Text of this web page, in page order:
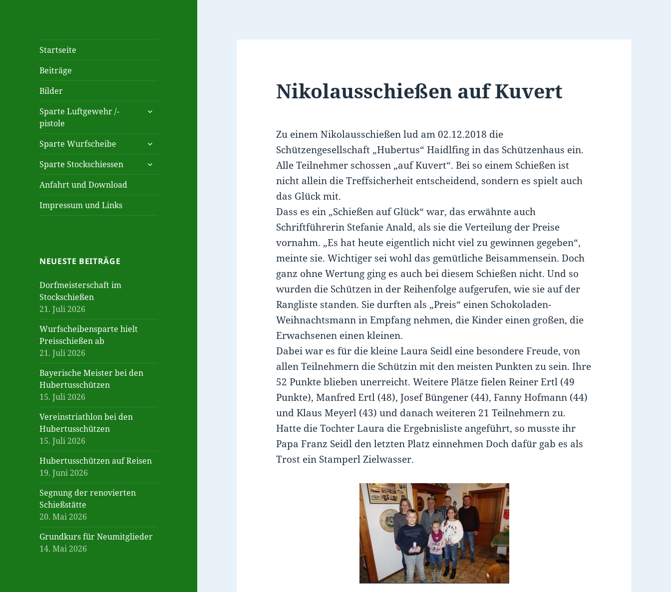
Schützengesellschaft
Hubertus Haidlfing
1954 e.V.
Schützenverein mit den
Luftpistole, Wurfscheibe bzw.
Wurftaube und Stockschiessen
Startseite
Beiträge
Bilder
Sparte Luftgewehr /-
pistole
untermenü
Sparte Wurfscheibe
untermenü
Sparte Stockschiessen
untermenü
Anfahrt und Download
Impressum und Links
NEUESTE BEITRÄGE
Dorfmeisterschaft im
Stockschießen
21. Juli 2026
Wurfscheibensparte hielt
Preisschießen ab
21. Juli 2026
Bayerische Meister bei den
Hubertusschützen
15. Juli 2026
Vereinstriathlon bei den
Hubertusschützen
15. Juli 2026
Hubertusschützen auf Reisen
19. Juni 2026
Segnung der renovierten
Schießstätte
20. Mai 2026
Grundkurs für Neumitglieder
14. Mai 2026
Nikolausschießen auf Kuvert
Zu einem Nikolausschießen lud am 02.12.2018 die
Schützengesellschaft „Hubertus“ Haidlfing in das Schützenhaus ein.
Alle Teilnehmer schossen „auf Kuvert“. Bei so einem Schießen ist
nicht allein die Treffsicherheit entscheidend, sondern es spielt auch
das Glück mit.
Dass es ein „Schießen auf Glück“ war, das erwähnte auch
Schriftführerin Stefanie Anald, als sie die Verteilung der Preise
vornahm. „Es hat heute eigentlich nicht viel zu gewinnen gegeben“,
meinte sie. Wichtiger sei wohl das gemütliche Beisammensein. Doch
ganz ohne Wertung ging es auch bei diesem Schießen nicht. Und so
wurden die Schützen in der Reihenfolge aufgerufen, wie sie auf der
Rangliste standen. Sie durften als „Preis“ einen Schokoladen-
Weihnachtsmann in Empfang nehmen, die Kinder einen großen, die
Erwachsenen einen kleinen.
Dabei war es für die kleine Laura Seidl eine besondere Freude, von
allen Teilnehmern die Schützin mit den meisten Punkten zu sein. Ihre
52 Punkte blieben unerreicht. Weitere Plätze fielen Reiner Ertl (49
Punkte), Manfred Ertl (48), Josef Büngener (44), Fanny Hofmann (44)
und Klaus Meyerl (43) und danach weiteren 21 Teilnehmern zu.
Hatte die Tochter Laura die Ergebnisliste angeführt, so musste ihr
Papa Franz Seidl den letzten Platz einnehmen Doch dafür gab es als
Trost ein Stamperl Zielwasser.